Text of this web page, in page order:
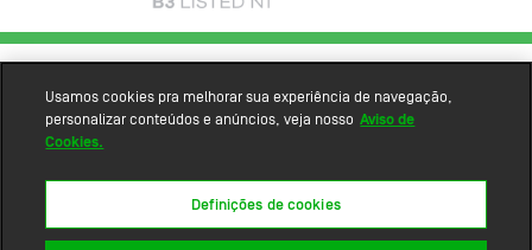
Usamos cookies pra melhorar sua experiência de navegação,
personalizar conteúdos e anúncios, veja nosso Aviso de
Cookies.
Definições de cookies